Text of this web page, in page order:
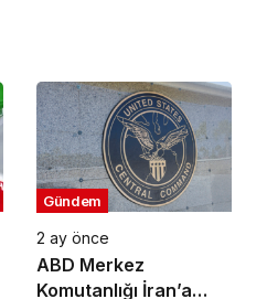
Gündem
2 ay önce
ABD Merkez
Komutanlığı İran’a